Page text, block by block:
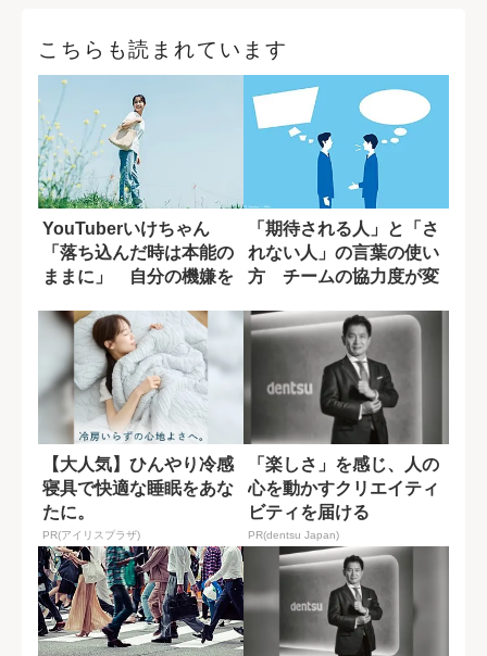
こちらも読まれています
YouTuberいけちゃん
「落ち込んだ時は本能の
ままに」 自分の機嫌を
「期待される人」と「さ
れない人」の言葉の使い
方 チームの協力度が変
【大人気】ひんやり冷感
寝具で快適な睡眠をあな
たに。
PR(アイリスプラザ)
「楽しさ」を感じ、人の
心を動かすクリエイティ
ビティを届ける
PR(dentsu Japan)